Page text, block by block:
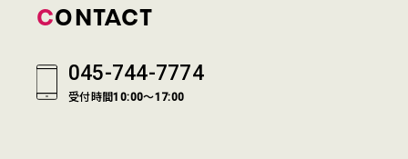
CONTACT
045-744-7774
受付時間10:00～17:00